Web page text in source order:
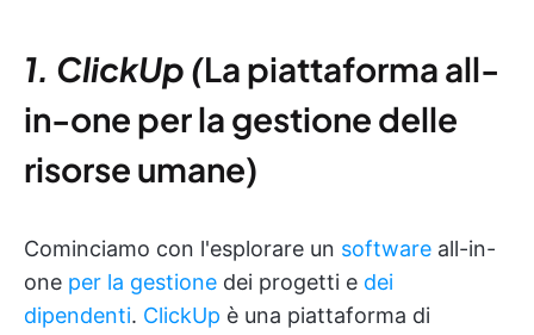
1. ClickUp (La piattaforma all-
in-one per la gestione delle
risorse umane)
Cominciamo con l'esplorare un software all-in-
one per la gestione dei progetti e dei
dipendenti. ClickUp è una piattaforma di